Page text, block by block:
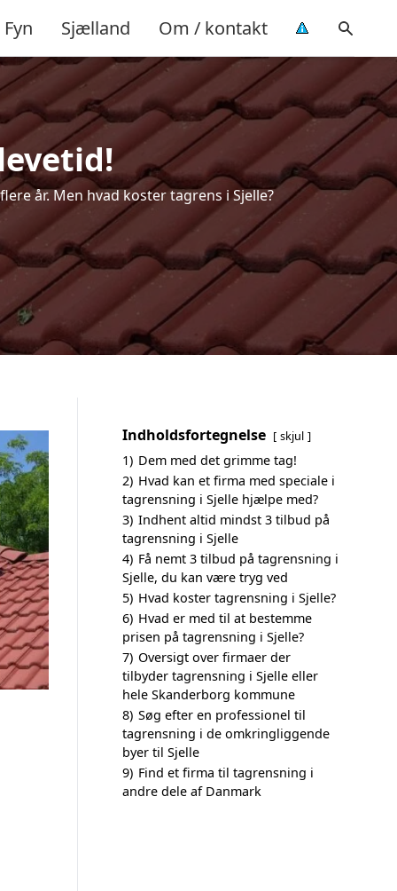
Fyn Sjælland Om / kontakt
år. Men hvad koster tagrens i Sjelle?
Indholdsfortegnelse skjul
1) Dem med det grimme tag!
2) Hvad kan et firma med speciale i
tagrensning i Sjelle hjælpe med?
3) Indhent altid mindst 3 tilbud på
tagrensning i Sjelle
4) Få nemt 3 tilbud på tagrensning i
Sjelle, du kan være tryg ved
5) Hvad koster tagrensning i Sjelle?
6) Hvad er med til at bestemme
prisen på tagrensning i Sjelle?
7) Oversigt over firmaer der
tilbyder tagrensning i Sjelle eller
hele Skanderborg kommune
8) Søg efter en professionel til
tagrensning i de omkringliggende
byer til Sjelle
9) Find et firma til tagrensning i
andre dele af Danmark